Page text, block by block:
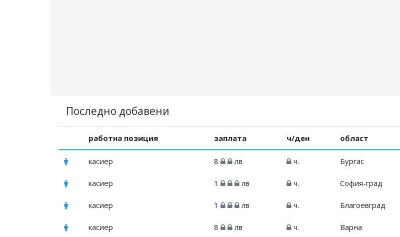
Последно добавени
работна позиция заплата ч/ден област
касиер 8 лв ч. Бургас
касиер 1 лв ч. София-град
касиер 1 лв ч. Благоевград
касиер 8 лв ч. Варна